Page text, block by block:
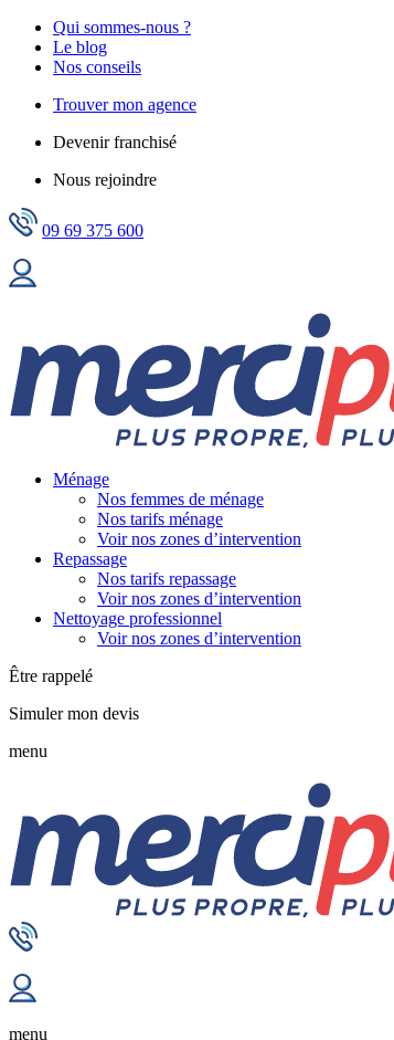
Qui sommes-nous ?
Le blog
Nos conseils
Trouver mon agence
Devenir franchisé
Nous rejoindre
09 69 375 600
Ménage
Nos femmes de ménage
Nos tarifs ménage
Voir nos zones d’intervention
Repassage
Nos tarifs repassage
Voir nos zones d’intervention
Nettoyage professionnel
Voir nos zones d’intervention
Être rappelé
Simuler mon devis
menu
menu